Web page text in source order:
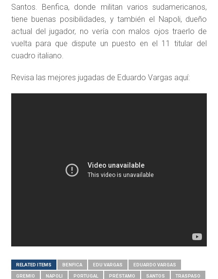
Santos. Benfica, donde militan varios sudamericanos,
tiene buenas posibilidades, y también el Napoli, dueño
actual del jugador, no vería con malos ojos traerlo de
vuelta para que dispute un puesto en el 11 titular del
cuadro italiano.
Revisa las mejores jugadas de Eduardo Vargas aquí:
RELATED ITEMS BENFICA EDU VARGAS EDUARDO VARGAS
GREMIO NAPOLI PORTUGAL PRÉSTAMO SANTOS TRASPASO